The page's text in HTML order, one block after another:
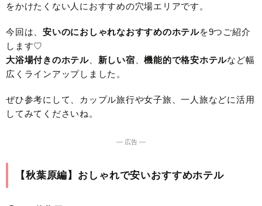
をかけたくない人におすすめの穴場エリアです。
今回は、 安いのにおしゃれなおすすめのホテルを9つご紹介
します♡
大浴場付きのホテル、 新しい宿 、機能的で格安ホテルなど幅
広くラインアップしました。
ぜひ参考にして、カップル旅行や女子旅、一人旅などに活用
してみてくださいね。
― 広告 ―
【秋葉原編】おしゃれで安いおすすめホテル